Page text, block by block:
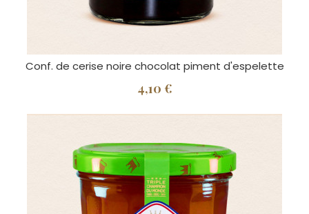
Conf. de cerise noire chocolat piment d'espelette
4,10 €